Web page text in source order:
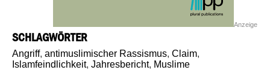
Anzeige
SCHLAGWÖRTER
Angriff, antimuslimischer Rassismus, Claim,
Islamfeindlichkeit, Jahresbericht, Muslime